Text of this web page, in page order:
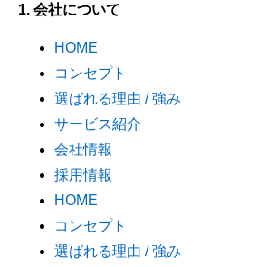
1. 会社について
HOME
コンセプト
選ばれる理由 / 強み
サービス紹介
会社情報
採用情報
HOME
コンセプト
選ばれる理由 / 強み